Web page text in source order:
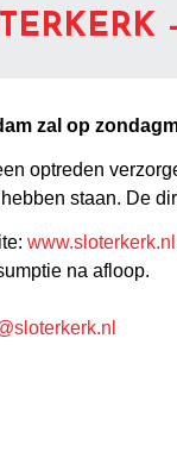
zal op
optreden
staan. De
www.sloterkerk.nl
na afloop.